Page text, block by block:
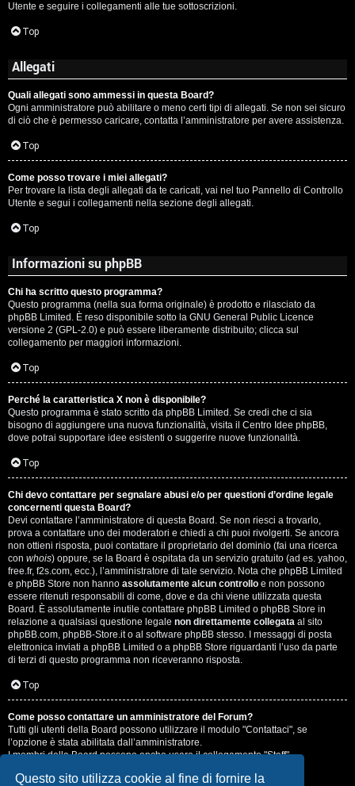
Questo sito utilizza cookie al fine di fornire la
Utente e seguire i collegamenti alle tue sottoscrizioni.
Top
Allegati
Quali allegati sono ammessi in questa Board?
Ogni amministratore può abilitare o meno certi tipi di allegati. Se non sei sicuro
di ciò che è permesso caricare, contatta l’amministratore per avere assistenza.
Top
Come posso trovare i miei allegati?
Per trovare la lista degli allegati da te caricati, vai nel tuo Pannello di Controllo
Utente e segui i collegamenti nella sezione degli allegati.
Top
Informazioni su phpBB
Chi ha scritto questo programma?
Questo programma (nella sua forma originale) è prodotto e rilasciato da
phpBB Limited . È reso disponibile sotto la GNU General Public Licence
versione 2 (GPL-2.0) e può essere liberamente distribuito; clicca sul
collegamento per maggiori informazioni.
Top
Perché la caratteristica X non è disponibile?
Questo programma è stato scritto da phpBB Limited. Se credi che ci sia
bisogno di aggiungere una nuova funzionalità, visita il Centro Idee phpBB,
dove potrai supportare idee esistenti o suggerire nuove funzionalità.
Top
Chi devo contattare per segnalare abusi e/o per questioni d’ordine legale
concernenti questa Board?
Devi contattare l’amministratore di questa Board. Se non riesci a trovarlo,
prova a contattare uno dei moderatori e chiedi a chi puoi rivolgerti. Se ancora
non ottieni risposta, puoi contattare il proprietario del dominio (fai una ricerca
con whois) oppure, se la Board è ospitata da un servizio gratuito (ad es. yahoo,
free.fr, f2s.com, ecc.), l’amministratore di tale servizio. Nota che phpBB Limited
e phpBB Store non hanno assolutamente alcun controllo e non possono
essere ritenuti responsabili di come, dove e da chi viene utilizzata questa
Board. È assolutamente inutile contattare phpBB Limited o phpBB Store in
relazione a qualsiasi questione legale non direttamente collegata al sito
phpBB.com, phpBB-Store.it o al software phpBB stesso. I messaggi di posta
elettronica inviati a phpBB Limited o a phpBB Store riguardanti l’uso da parte
di terzi di questo programma non riceveranno risposta.
Top
Come posso contattare un amministratore del Forum?
Tutti gli utenti della Board possono utilizzare il modulo "Contattaci", se
l’opzione è stata abilitata dall’amministratore.
I membri della Board possono anche usare il collegamento "Staff".
Top